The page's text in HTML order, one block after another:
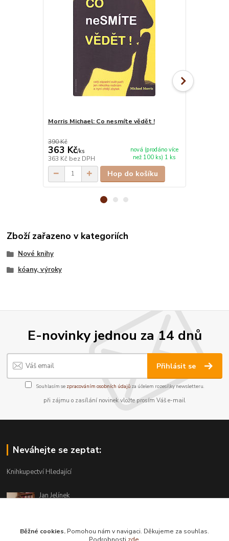
Morris Michael: Co nesmíte vědět !
390 Kč
363 Kč/ks
363 Kč bez DPH
nová (prodáno více
než 100 ks) 1 ks
Hop do košíku
Zboží zařazeno v kategoriích
Nové knihy
kóany, výroky
E-novinky jednou za 14 dnů
Přihlásit se
Souhlasím se zpracováním osobních údajůza účelem rozesílky newsletteru.
při zájmu o zasílání novinek vložte prosím Váš e-mail
Neváhejte se zeptat:
Knihkupectví Hledající
Jan Jelínek
info@hledajici.cz
Běžné cookies. Pomohou nám v navigaci. Děkujeme za souhlas.